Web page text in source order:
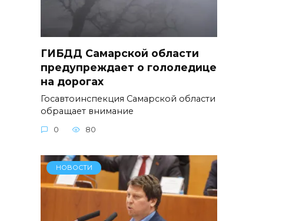
ГИБДД Самарской области
предупреждает о гололедице
на дорогах
Госавтоинспекция Самарской области
обращает внимание
0 80
НОВОСТИ